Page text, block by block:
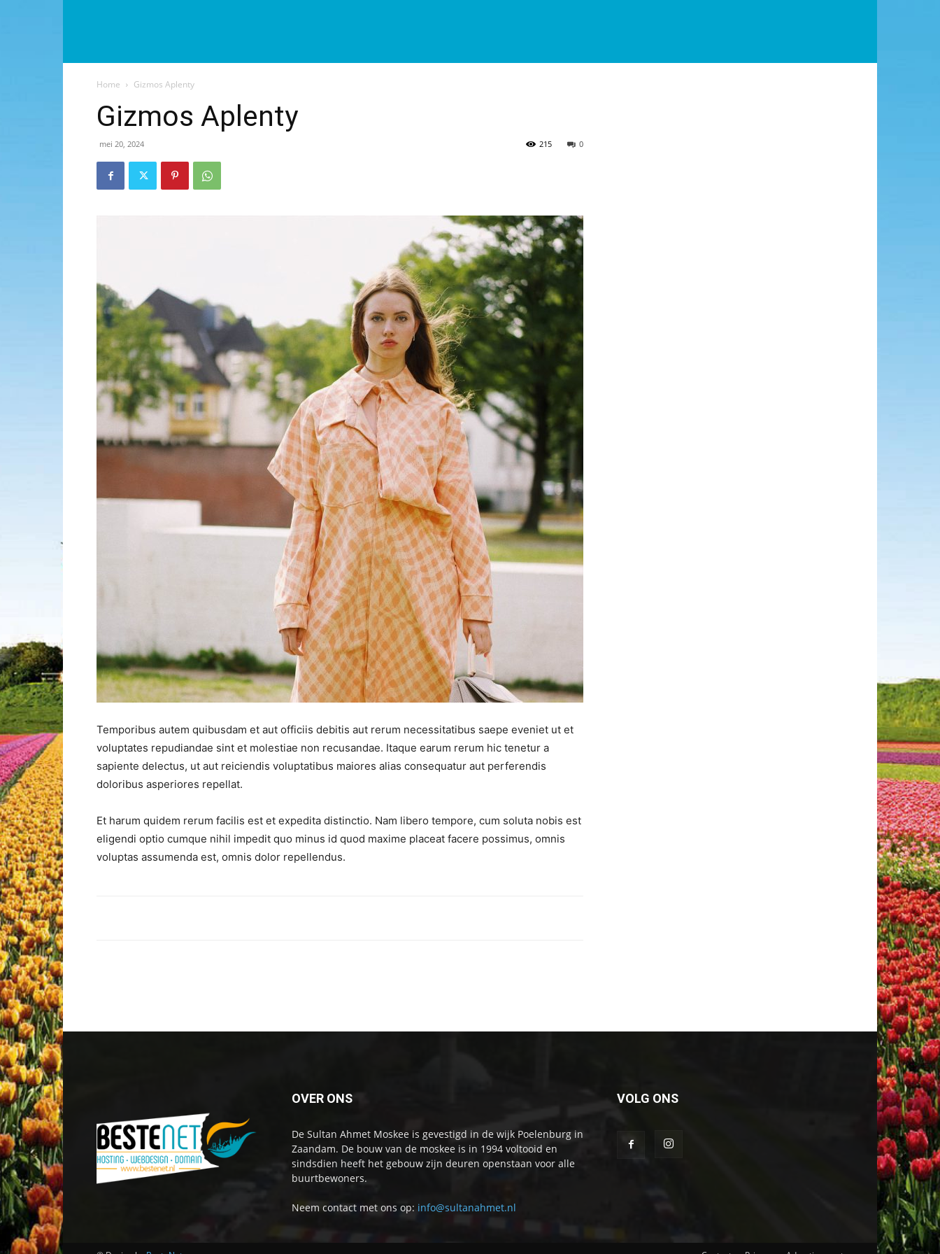
Home Gizmos Aplenty
Gizmos Aplenty
mei 20, 2024 0
215
Temporibus autem quibusdam et aut officiis debitis aut rerum necessitatibus saepe eveniet ut et
voluptates repudiandae sint et molestiae non recusandae. Itaque earum rerum hic tenetur a
sapiente delectus, ut aut reiciendis voluptatibus maiores alias consequatur aut perferendis
doloribus asperiores repellat.
Et harum quidem rerum facilis est et expedita distinctio. Nam libero tempore, cum soluta nobis est
eligendi optio cumque nihil impedit quo minus id quod maxime placeat facere possimus, omnis
voluptas assumenda est, omnis dolor repellendus.
OVER ONS
De Sultan Ahmet Moskee is gevestigd in de wijk Poelenburg in
Zaandam. De bouw van de moskee is in 1994 voltooid en
sindsdien heeft het gebouw zijn deuren openstaan voor alle
buurtbewoners.
Neem contact met ons op: info@sultanahmet.nl
VOLG ONS